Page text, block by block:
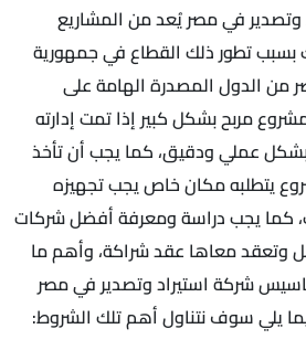
في مصر يُعد من المشاريع
بسبب تطور ذلك القطاع في جمهورية
من الدول المصدرة الهامة على
مربح بشكل كبير إذا تمت إدارته
عملي ودقيق، كما يجب أن تأخذ
يتطلبه مكان خاص يجب تجهيزه
كما يجب دراسة ومعرفة أفضل شركات
وتعقد معاها عقد شراكة، وأهم ما
شركة استيراد وتصدير في مصر
يلي سوف نتناول أهم تلك الشروط: